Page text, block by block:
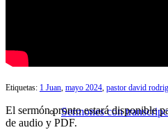
Sermones con
Etiquetas: 1 Juan mayo 2024 pastor david
El sermón pronto estará disponible
de audio y PDF.